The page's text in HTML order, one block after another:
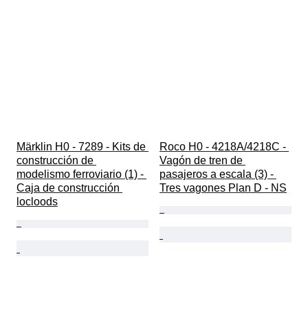
Märklin H0 - 7289 - Kits de
construcción de
modelismo ferroviario (1) -
Caja de construcción
locloods
Roco H0 - 4218A/4218C -
Vagón de tren de
pasajeros a escala (3) -
Tres vagones Plan D - NS